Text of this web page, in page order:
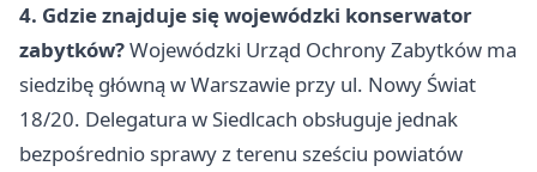
4. Gdzie znajduje się wojewódzki konserwator
zabytków?Wojewódzki Urząd Ochrony Zabytków ma
siedzibę główną w Warszawie przy ul. Nowy Świat
18/20. Delegatura w Siedlcach obsługuje jednak
bezpośrednio sprawy z terenu sześciu powiatów